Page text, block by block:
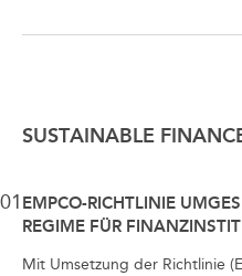
SUSTAINABLE
01 EMPCO-RICHTLINIE
REGIME FÜR
Mit Umsetzung der Richtlinie